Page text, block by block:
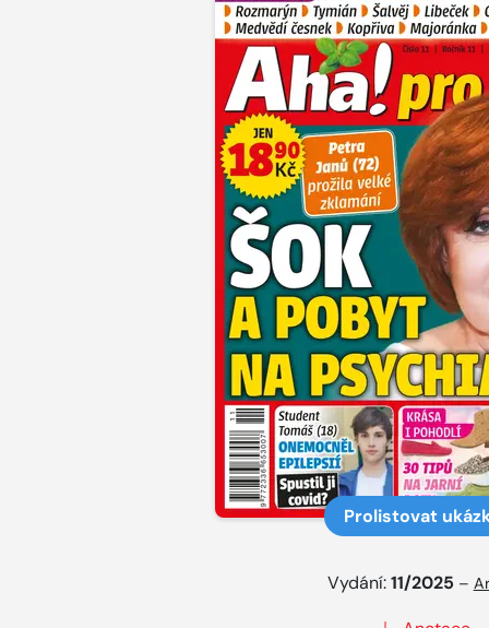
Prolistovat
Vydání:11/2025 –